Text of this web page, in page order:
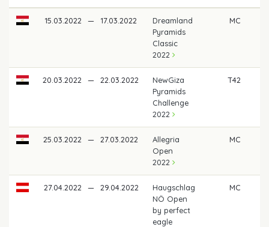
15.03.2022 — 17.03.2022
Dreamland
Pyramids
Classic
2022
MC
20.03.2022 — 22.03.2022
NewGiza
Pyramids
Challenge
2022
T42
25.03.2022 — 27.03.2022
Allegria
Open
2022
MC
27.04.2022 — 29.04.2022
Haugschlag
NÖ Open
by perfect
eagle
MC